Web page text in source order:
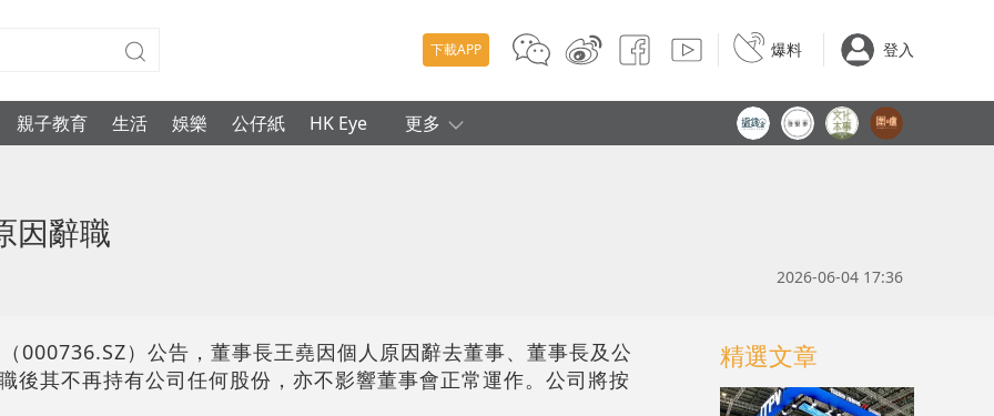
下載APP 爆料 登入
親子教育 生活 娛樂 公仔紙 HK Eye 更多
因辭職
2026-06-04 17:36
000736.SZ）公告，董事長王堯因個人原因辭去董事、董事長及公
後其不再持有公司任何股份，亦不影響董事會正常運作。公司將按
精選文章